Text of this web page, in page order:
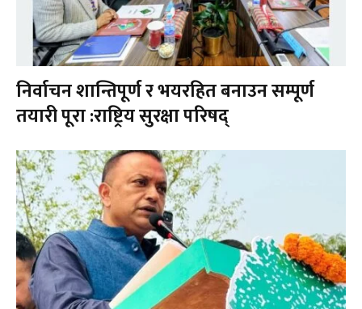
निर्वाचन शान्तिपूर्ण र भयरहित बनाउन सम्पूर्ण
तयारी पूरा :राष्ट्रिय सुरक्षा परिषद्